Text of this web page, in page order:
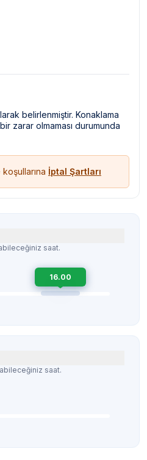
belirlenmiştir. Konaklama
zarar olmaması durumunda
İptal Şartları
saat.
16.00
saat.